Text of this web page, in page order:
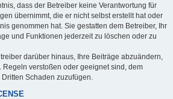
dass der Betreiber keine Verantwortung für
übernimmt, die er nicht selbst erstellt hat oder
genommen hat. Sie gestatten dem Betreiber, Ihr
und Funktionen jederzeit zu löschen oder zu
darüber hinaus, Ihre Beiträge abzuändern,
Regeln verstoßen oder geeignet sind, dem
Schaden zuzufügen.